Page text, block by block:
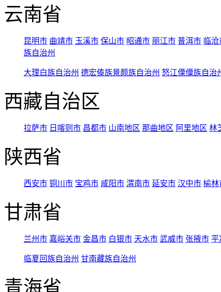
云南省
昆明市 曲靖市 玉溪市 保山市 昭通市 丽江市 普洱市 临
族自治州
大理白族自治州 德宏傣族景颇族自治州 怒江傈僳族自治
西藏自治区
拉萨市 日喀则市 昌都市 山南地区 那曲地区 阿里地区 林
陕西省
西安市 铜川市 宝鸡市 咸阳市 渭南市 延安市 汉中市 榆林
甘肃省
兰州市 嘉峪关市 金昌市 白银市 天水市 武威市 张掖市 平
临夏回族自治州 甘南藏族自治州
青海省